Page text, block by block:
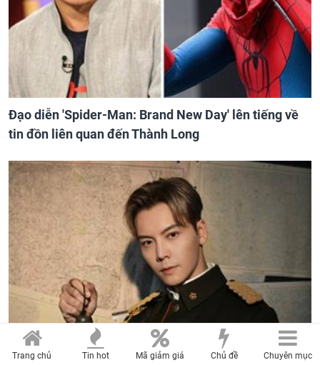
Đạo diễn 'Spider-Man: Brand New Day' lên tiếng về
tin đồn liên quan đến Thành Long
Trang chủ Tin hot Mã giảm giá Chủ đề Chuyên mục